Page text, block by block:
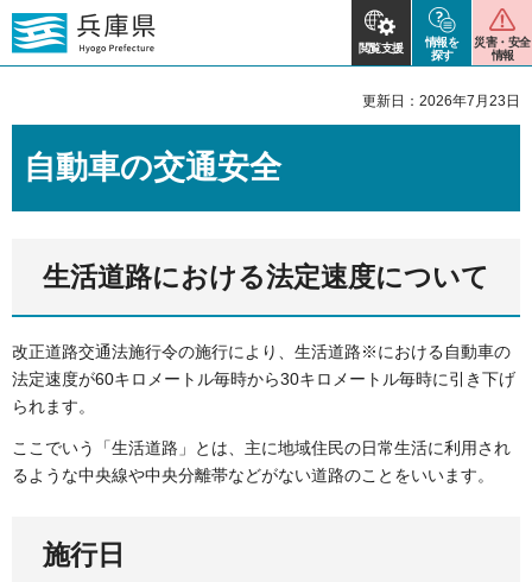
閲覧支援
情報を
探す
災害・安全
情報
更新日：2026年7月23日
自動車の交通安全
生活道路における法定速度について
改正道路交通法施行令の施行により、生活道路※における自動車の
法定速度が60キロメートル毎時から30キロメートル毎時に引き下げ
られます。
ここでいう「生活道路」とは、主に地域住民の日常生活に利用され
るような中央線や中央分離帯などがない道路のことをいいます。
施行日